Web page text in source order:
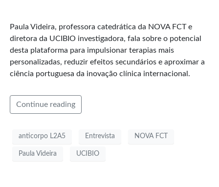
Paula Videira, professora catedrática da NOVA FCT e
diretora da UCIBIO investigadora, fala sobre o potencial
desta plataforma para impulsionar terapias mais
personalizadas, reduzir efeitos secundários e aproximar a
ciência portuguesa da inovação clínica internacional.
Continue reading
anticorpo L2A5 Entrevista NOVA FCT
Paula Videira UCIBIO